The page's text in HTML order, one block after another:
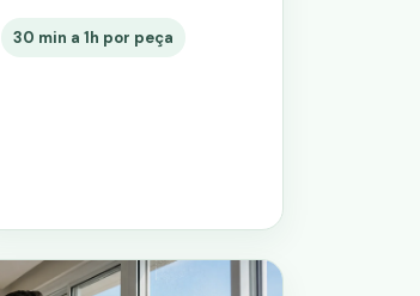
30 min a 1h por peça